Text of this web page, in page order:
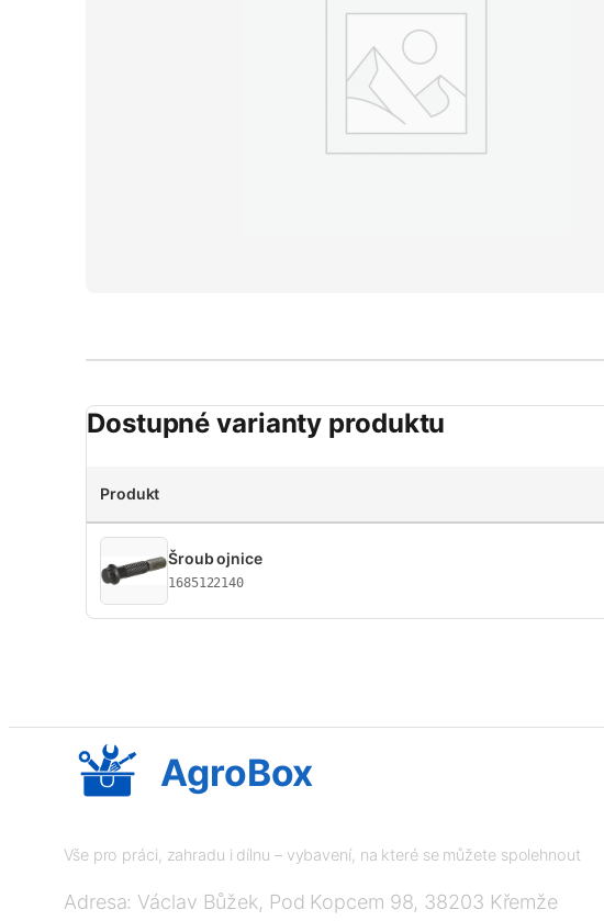
Dostupné varianty produktu
Produkt
Šroub ojnice
1685122140
AgroBox
Vše pro práci, zahradu i dílnu – vybavení, na které se můžete spolehnout
Adresa: Václav Bůžek, Pod Kopcem 98, 38203 Křemže